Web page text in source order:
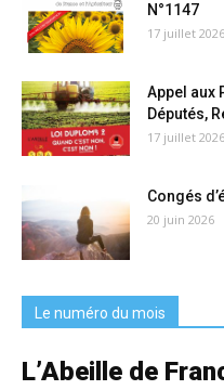
N°1147
17 juillet 2026
Appel aux
Députés,
17 juillet 2026
Congés
20 juin 2026
Le numéro du mois
L’Abeille de